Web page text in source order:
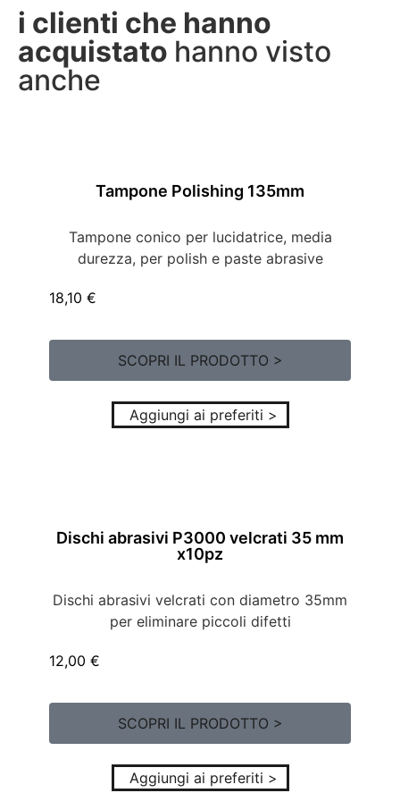
i clienti che hanno
acquistato hanno visto
anche
Tampone Polishing 135mm
Tampone conico per lucidatrice, media
durezza, per polish e paste abrasive
18,10 €
SCOPRI IL PRODOTTO >
Aggiungi ai preferiti >
Dischi abrasivi P3000 velcrati 35 mm
x10pz
Dischi abrasivi velcrati con diametro 35mm
per eliminare piccoli difetti
12,00 €
SCOPRI IL PRODOTTO >
Aggiungi ai preferiti >